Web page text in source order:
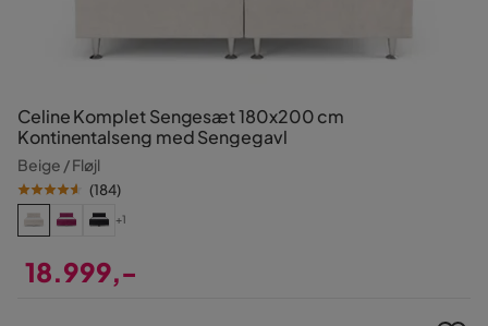
Celine Komplet Sengesæt 180x200 cm
Kontinentalseng med Sengegavl
Beige / Fløjl
(184)
+1
18.999,-